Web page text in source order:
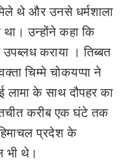
थे और उनसे धर्मशाला
उन्होंने कहा कि
कराया । तिब्बत
चिम्मे चोकयप्पा ने
लामा के साथ दौपहर का
करीब एक घंटे तक
प्रदेश के
भी थे।